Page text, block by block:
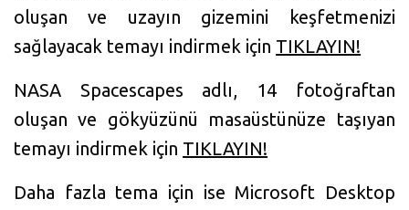
oluşan ve uzayın gizemini keşfetmenizi
sağlayacak temayı indirmek için TIKLAYIN!
NASA Spacescapes adlı, 14 fotoğraftan
oluşan ve gökyüzünü masaüstünüze taşıyan
temayı indirmek için TIKLAYIN!
Daha fazla tema için ise Microsoft Desktop